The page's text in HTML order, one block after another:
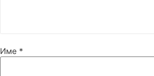
Име *